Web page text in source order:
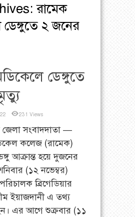
রামেক
ডেঙ্গুতে ২ জনের
ডেঙ্গুতে
231 Views
জেলা সংবাদদাতা —
কলেজ (রামেক)
আক্রান্ত হয়ে দুজনের
(১২ নভেম্বর)
ব্রিগেডিয়ার
ইয়াজদানী এ তথ্য
এর আগে শুক্রবার (১১